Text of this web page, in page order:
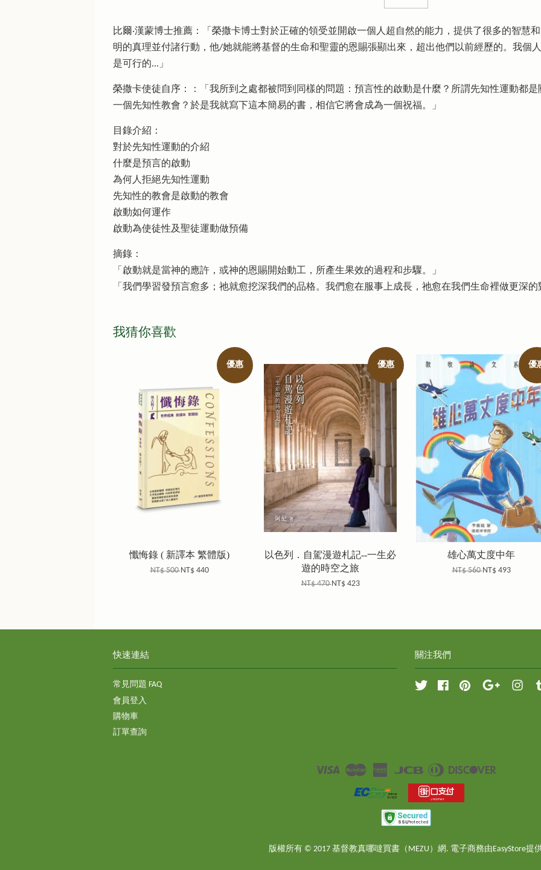
比爾‧漢蒙博士推薦：「榮撒卡博士對於正確的領受並開啟一個人超自然的能力，提供了很多的智慧
明的真理並付諸行動，他/她就能將基督的生命和聖靈的恩賜張顯出來，超出他們以前經歷的。我個
是可行的...」
榮撒卡使徒自序：：「我所到之處都被問到同樣的問題：預言性的啟動是什麼？所謂先知性運動都
一個先知性教會？於是我就寫下這本簡易的書，相信它將會成為一個祝福。」
目錄介紹：
對於先知性運動的介紹
什麼是預言的啟動
為何人拒絕先知性運動
先知性的教會是啟動的教會
啟動如何運作
啟動為使徒性及聖徒運動做預備
摘錄：
「啟動就是當神的應許，或神的恩賜開始動工，所產生果效的過程和步驟。」
「我們學習發預言愈多；祂就愈挖深我們的品格。我們愈在服事上成長，祂愈在我們生命裡做更深的
我猜你喜歡
優惠
懺悔錄 ( 新譯本 繁體版)
NT$ 500NT$ 440
優惠
以色列．自駕漫遊札記--一生必
遊的時空之旅
NT$ 470NT$ 423
優
雄心萬丈度中年
NT$ 560NT$ 493
快速連結
常見問題 FAQ
會員登入
購物車
訂單查詢
關注我們
Twitter FacebookPinterest Google
Visa Master
American
JCB
Diners
版權所有 © 2017 基督教真哪噠買書（MEZU）網. 電子商務由 EasyStore提